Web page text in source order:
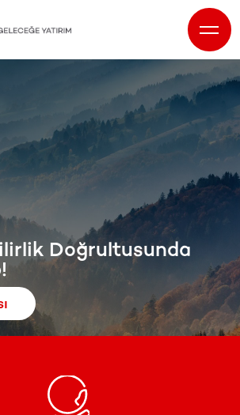
Doğrultusunda